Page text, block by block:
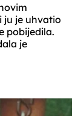
ju je uhvatio
pobijedila.
je